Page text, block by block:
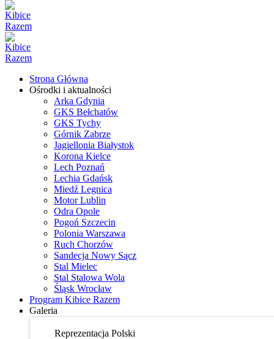
Strona Główna
Ośrodki i aktualności
Arka Gdynia
GKS Bełchatów
GKS Tychy
Górnik Zabrze
Jagiellonia Białystok
Korona Kielce
Lech Poznań
Lechia Gdańsk
Miedź Legnica
Motor Lublin
Odra Opole
Pogoń Szczecin
Polonia Warszawa
Ruch Chorzów
Sandecja Nowy Sącz
Stal Mielec
Stal Stalowa Wola
Śląsk Wrocław
Program Kibice Razem
Galeria
Reprezentacja Polski